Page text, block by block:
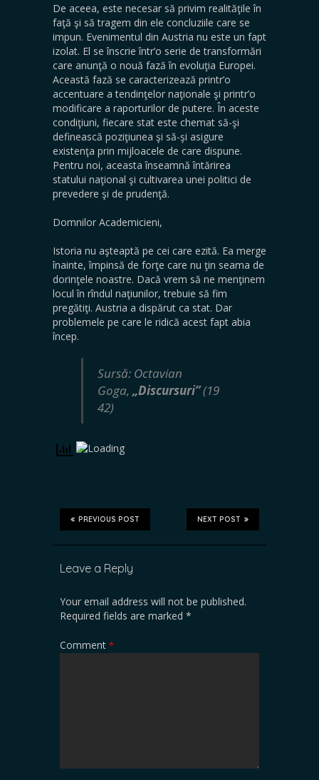
De aceea, este necesar să privim realităţile în
faţă şi să tragem din ele concluziile care se
impun. Evenimentul din Austria nu este un fapt
izolat. El se înscrie într’o serie de transformări
care anunţă o nouă fază în evoluţia Europei.
Această fază se caracterizează printr’o
accentuare a tendinţelor naţionale şi printr’o
modificare a raporturilor de putere. În aceste
condiţiuni, fiecare stat este chemat să-şi
definească poziţiunea şi să-şi asigure
existenţa prin mijloacele de care dispune.
Pentru noi, aceasta înseamnă întărirea
statului naţional şi cultivarea unei politici de
prevedere şi de prudenţă.
Domnilor Academicieni,
Istoria nu aşteaptă pe cei care ezită. Ea merge
înainte, împinsă de forţe care nu ţin seama de
dorinţele noastre. Dacă vrem să ne menţinem
locul în rîndul naţiunilor, trebuie să fim
pregătiţi. Austria a dispărut ca stat. Dar
problemele pe care le ridică acest fapt abia
încep.
Sursă: Octavian
Goga, „Discursuri”(19
42)
NEXT POST
PREVIOUS POST
Leave a Reply
Your email address will not be published.
Required fields are marked *
Comment *